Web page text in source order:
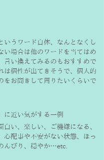
いうワード自体、なんとなくし
い場合は他のワードを当てはめ
言い換えてみるのもおすすめで
は個性が出てきそうで、個人的
をお聞きして周りたいくらいで
に近い気がする一例
白い、楽しい、ご機嫌になる、
心配事や不安がない状態、ほっ
んびり、穏やか…etc.